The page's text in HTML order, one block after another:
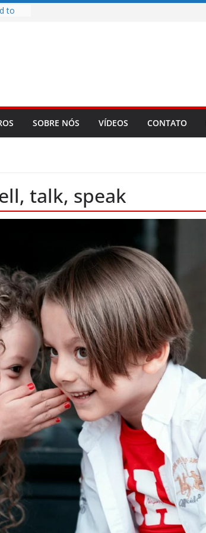
to
SOBRE NÓS VÍDEOS CONTATO
talk, speak